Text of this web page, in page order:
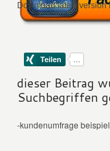
Download latest version
dieser Beitrag
Suchbegriffen
-kundenumfrage